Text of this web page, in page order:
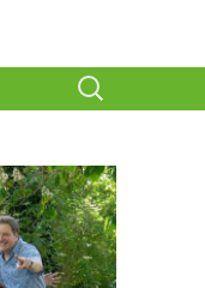
Suchen